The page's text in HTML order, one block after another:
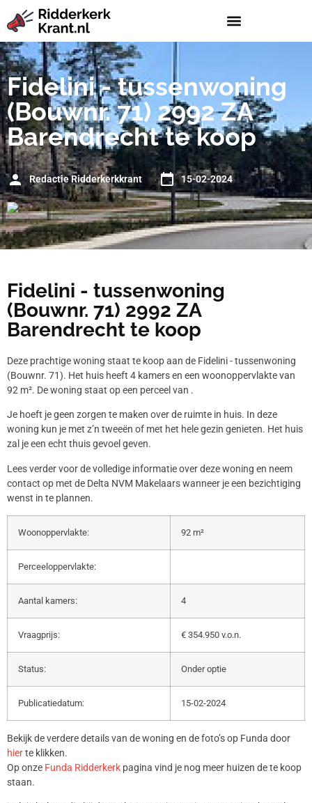
Fidelini - tussenwoning
(Bouwnr. 71) 2992 ZA
Barendrecht te koop
Redactie Ridderkerkkrant 15-02-2024
Fidelini - tussenwoning
(Bouwnr. 71) 2992 ZA
Barendrecht te koop
Deze prachtige woning staat te koop aan de Fidelini - tussenwoning
(Bouwnr. 71). Het huis heeft 4 kamers en een woonoppervlakte van
92 m². De woning staat op een perceel van .
Je hoeft je geen zorgen te maken over de ruimte in huis. In deze
woning kun je met z’n tweeën of met het hele gezin genieten. Het huis
zal je een echt thuis gevoel geven.
Lees verder voor de volledige informatie over deze woning en neem
contact op met de Delta NVM Makelaars wanneer je een bezichtiging
wenst in te plannen.
Woonoppervlakte: 92 m²
Perceeloppervlakte:
Aantal kamers: 4
Vraagprijs: € 354.950 v.o.n.
Status: Onder optie
Publicatiedatum: 15-02-2024
Bekijk de verdere details van de woning en de foto’s op Funda door
hierte klikken.
Op onze Funda Ridderkerk pagina vind je nog meer huizen de te koop
staan.